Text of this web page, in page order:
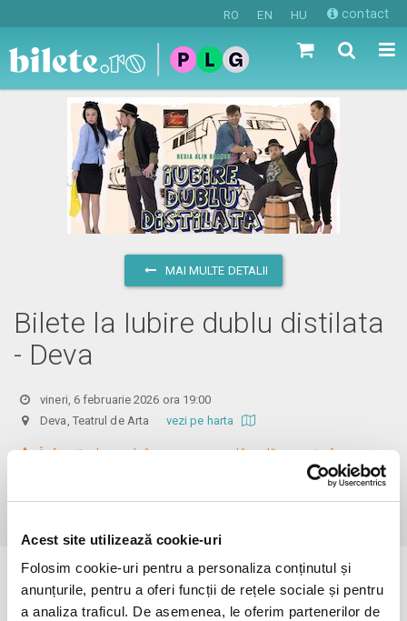
Acest site utilizează cookie-uri
Folosim cookie-uri pentru a personaliza conținutul și
anunțurile, pentru a oferi funcții de rețele sociale și pentru
a analiza traficul. De asemenea, le oferim partenerilor de
RO EN HU contact
MAI MULTE DETALII
Bilete la Iubire dublu distilata
- Deνa
vineri, 6 februarie 2026 ora 19:00
Deva, Teatrul de Arta vezi pe harta
În funcție de ora de începere, accesul în sală se poate face cu o
oră / cu 40 minute mai devreme, fiind permis cu până la 10 minute
Evenimentul a expirat.